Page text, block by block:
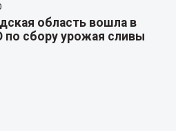
область вошла в
сбору урожая сливы